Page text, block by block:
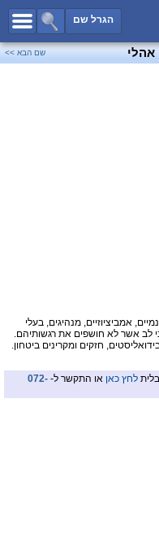
הגרל שם
כל השמות
שמות לבנים
פייסבוק
שם הבא >>
אמביציוזיים, מנהיגים, בעלי
לב אשר לא חושפים את רגשותיהם.
חזקים ומקרינים ביטחון.
לחץ כאן או התקשר ל- 072-